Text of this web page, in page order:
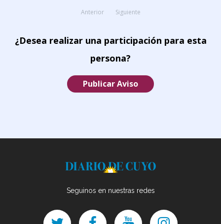
Anterior Siguiente
¿Desea realizar una participación para esta
persona?
Publicar Aviso
Seguinos en nuestras redes